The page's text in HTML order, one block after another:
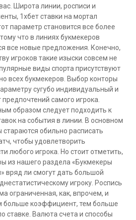
Широта линии, росписи и
1хбет ставки на мортал
параметр становится все более
что в линиях букмекеров
все новые предложения. Конечно,
игроков такие изыски совсем не
виды спорта присутствуют
всех букмекеров. Выбор конторы
сугубо индивидуальный и
предпочтений самого игрока.
образом следует подходить к
на события в линии. В основном
стараются обильно расписать
чтобы удовлетворить
любого игрока. Но стоит отметить,
из нашего раздела «Букмекеры
вряд ли смогут дать большой
игроку. Роспись
ограниченная, как, впрочем, и
больше коэффициент, тем больше
ставке. Валюта счета и способы